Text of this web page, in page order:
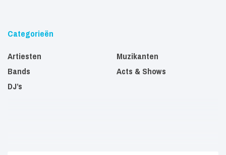
Categorieën
Artiesten
Bands
DJ’s
Muzikanten
Acts & Shows